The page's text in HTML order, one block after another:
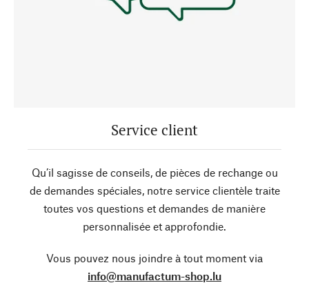
Service client
Qu’il sagisse de conseils, de pièces de rechange ou
de demandes spéciales, notre service clientèle traite
toutes vos questions et demandes de manière
personnalisée et approfondie.
Vous pouvez nous joindre à tout moment via
info@manufactum-shop.lu